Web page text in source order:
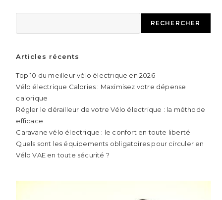
RECHERCHER
Articles récents
Top 10 du meilleur vélo électrique en 2026
Vélo électrique Calories : Maximisez votre dépense
calorique
Régler le dérailleur de votre Vélo électrique : la méthode
efficace
Caravane vélo électrique : le confort en toute liberté
Quels sont les équipements obligatoires pour circuler en
Vélo VAE en toute sécurité ?